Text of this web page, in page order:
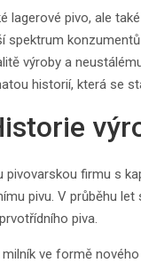
lagerové pivo, ale
spektrum
výroby a
historií, která se
firmu s
pivu. V průběhu
piva.
ve formě